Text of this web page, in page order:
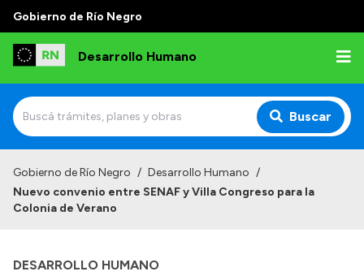
Gobierno de Río Negro
Desarrollo Humano
Buscar
Institucional
Autoridades
Gobierno de Río Negro / Desarrollo Humano /
Nuevo convenio entre SENAF y Villa Congreso para la
Colonia de Verano
DESARROLLO HUMANO